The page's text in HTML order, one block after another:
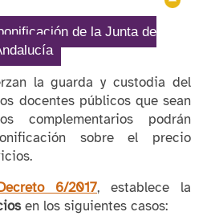
de la Junta de
la guarda y custodia del
docentes públicos que sean
complementarios podrán
sobre el precio
6/2017, establece la
en los siguientes casos: